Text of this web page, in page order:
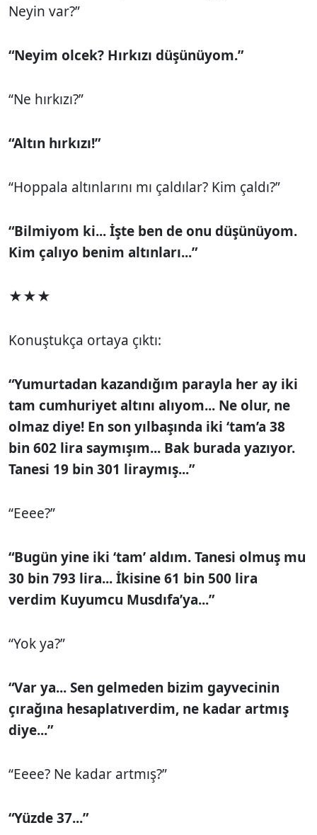
Neyin var?”
“Neyim olcek? Hırkızı düşünüyom.”
“Ne hırkızı?”
“Altın hırkızı!”
“Hoppala altınlarını mı çaldılar? Kim çaldı?”
“Bilmiyom ki... İşte ben de onu düşünüyom.
Kim çalıyo benim altınları...”
★★★
Konuştukça ortaya çıktı:
“Yumurtadan kazandığım parayla her ay iki
tam cumhuriyet altını alıyom... Ne olur, ne
olmaz diye! En son yılbaşında iki ‘tam’a 38
bin 602 lira saymışım... Bak burada yazıyor.
Tanesi 19 bin 301 liraymış...”
“Eeee?”
“Bugün yine iki ‘tam’ aldım. Tanesi olmuş mu
30 bin 793 lira... İkisine 61 bin 500 lira
verdim Kuyumcu Musdıfa’ya...”
“Yok ya?”
“Var ya... Sen gelmeden bizim gayvecinin
çırağına hesaplatıverdim, ne kadar artmış
diye...”
“Eeee? Ne kadar artmış?”
“Yüzde 37...”